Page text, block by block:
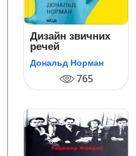
Дизайн звичних
речей
Дональд Норман
765